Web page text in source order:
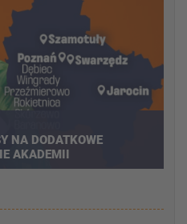
NA DODATKOWE
AKADEMII